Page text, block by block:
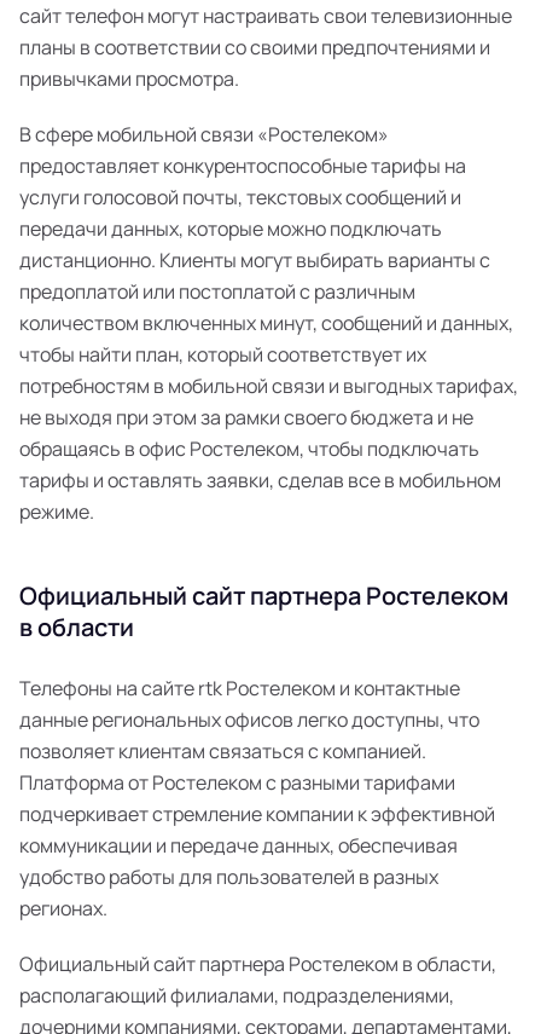
сайт телефон могут настраивать свои телевизионные
планы в соответствии со своими предпочтениями и
привычками просмотра.
В сфере мобильной связи «Ростелеком»
предоставляет конкурентоспособные тарифы на
услуги голосовой почты, текстовых сообщений и
передачи данных, которые можно подключать
дистанционно. Клиенты могут выбирать варианты с
предоплатой или постоплатой с различным
количеством включенных минут, сообщений и данных,
чтобы найти план, который соответствует их
потребностям в мобильной связи и выгодных тарифах,
не выходя при этом за рамки своего бюджета и не
обращаясь в офис Ростелеком, чтобы подключать
тарифы и оставлять заявки, сделав все в мобильном
режиме.
Официальный сайт партнера Ростелеком
в области
Телефоны на сайте rtk Ростелеком и контактные
данные региональных офисов легко доступны, что
позволяет клиентам связаться с компанией.
Платформа от Ростелеком с разными тарифами
подчеркивает стремление компании к эффективной
коммуникации и передаче данных, обеспечивая
удобство работы для пользователей в разных
регионах.
Официальный сайт партнера Ростелеком в области,
располагающий филиалами, подразделениями,
дочерними компаниями, секторами, департаментами,